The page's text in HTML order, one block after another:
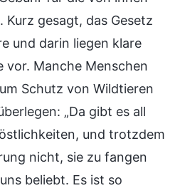
Kurz gesagt, das Gesetz
und darin liegen klare
vor. Manche Menschen
Schutz von Wildtieren
„Da gibt es all
und trotzdem
nicht, sie zu fangen
beliebt. Es ist so